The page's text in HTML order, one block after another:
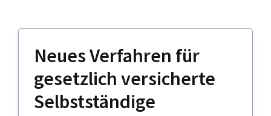
Neues Verfahren für
gesetzlich versicherte
Selbst­ständige